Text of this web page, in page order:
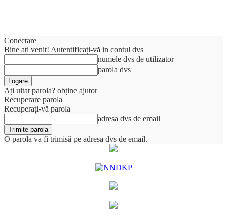
Conectare
Bine ați venit! Autentificați-vă in contul dvs
numele dvs de utilizator
parola dvs
Ați uitat parola? obține ajutor
Recuperare parola
Recuperați-vă parola
adresa dvs de email
O parola va fi trimisă pe adresa dvs de email.